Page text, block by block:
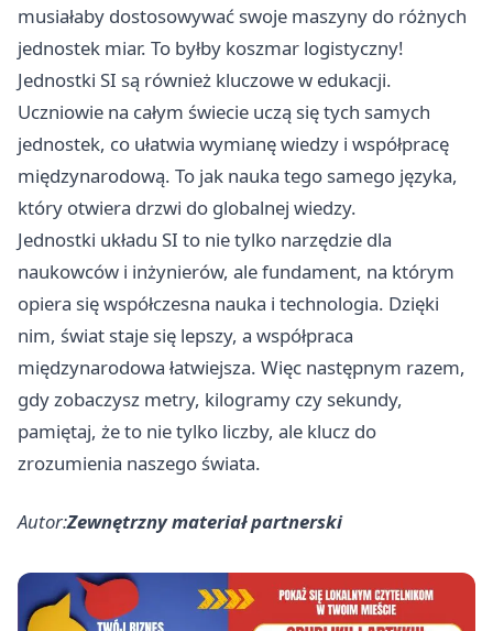
musiałaby dostosowywać swoje maszyny do różnych
jednostek miar. To byłby koszmar logistyczny!
Jednostki SI są również kluczowe w edukacji.
Uczniowie na całym świecie uczą się tych samych
jednostek, co ułatwia wymianę wiedzy i współpracę
międzynarodową. To jak nauka tego samego języka,
który otwiera drzwi do globalnej wiedzy.
Jednostki układu SI to nie tylko narzędzie dla
naukowców i inżynierów, ale fundament, na którym
opiera się współczesna nauka i technologia. Dzięki
nim, świat staje się lepszy, a współpraca
międzynarodowa łatwiejsza. Więc następnym razem,
gdy zobaczysz metry, kilogramy czy sekundy,
pamiętaj, że to nie tylko liczby, ale klucz do
zrozumienia naszego świata.
Autor:Zewnętrzny materiał partnerski